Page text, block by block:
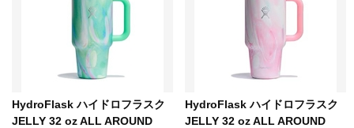
HydroFlask ハイドロフラスク
JELLY 32 oz ALL AROUND
HydroFlask ハイドロフラスク
JELLY 32 oz ALL AROUND